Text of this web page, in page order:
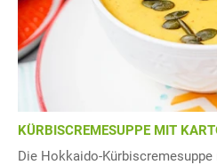
KÜRBISCREMESUPPE MIT
Die Hokkaido-